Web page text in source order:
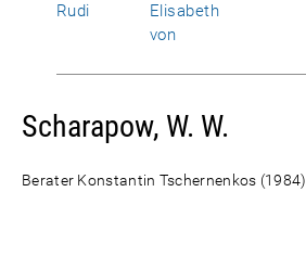
Rudi
Elisabeth
von
Scharapow, W. W.
Berater Konstantin Tschernenkos (1984)